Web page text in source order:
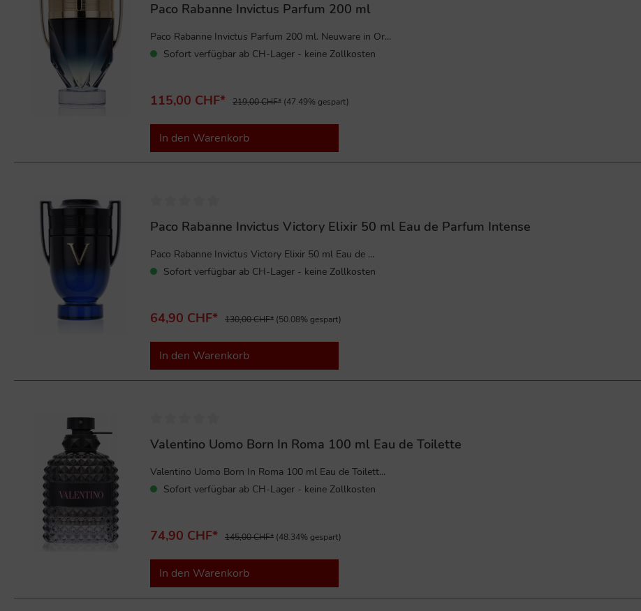
Paco Rabanne Invictus Parfum 200 ml
Paco Rabanne Invictus Parfum 200 ml. Neuware in Or...
Sofort verfügbar ab CH-Lager - keine Zollkosten
115,00 CHF* 219,00 CHF* (47.49% gespart)
In den Warenkorb
Paco Rabanne Invictus Victory Elixir 50 ml Eau de Parfum Intense
Paco Rabanne Invictus Victory Elixir 50 ml Eau de ...
Sofort verfügbar ab CH-Lager - keine Zollkosten
64,90 CHF* 130,00 CHF* (50.08% gespart)
In den Warenkorb
Valentino Uomo Born In Roma 100 ml Eau de Toilette
Valentino Uomo Born In Roma 100 ml Eau de Toilett...
Sofort verfügbar ab CH-Lager - keine Zollkosten
74,90 CHF* 145,00 CHF* (48.34% gespart)
In den Warenkorb